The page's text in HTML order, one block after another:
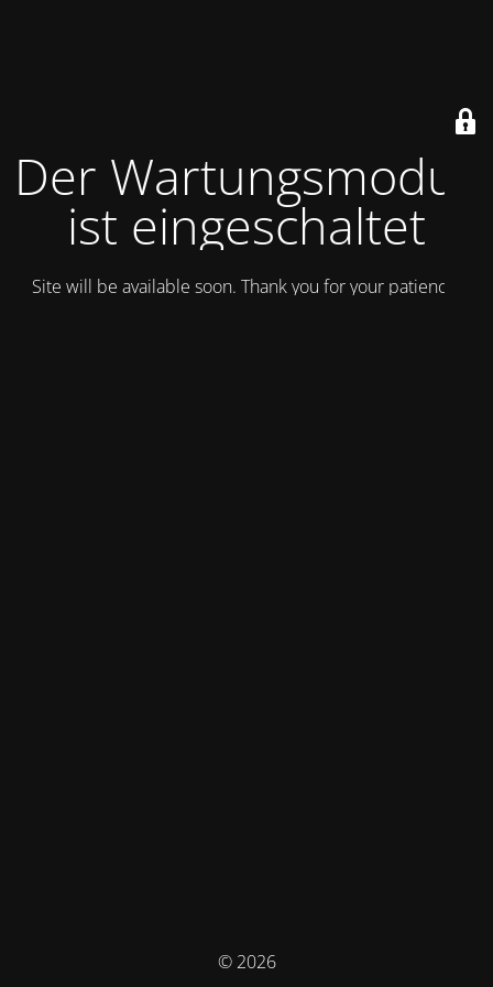
Der Wartungsmodus
ist eingeschaltet
Site will be available soon. Thank you for your patience!
© 2026